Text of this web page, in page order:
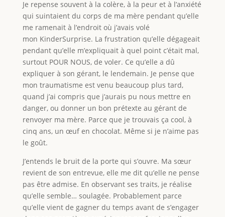
Je repense souvent à la colère, à la peur et à l’anxiété
qui suintaient du corps de ma mère pendant qu’elle
me ramenait à l’endroit où j’avais volé
mon KinderSurprise. La frustration qu’elle dégageait
pendant qu’elle m’expliquait à quel point c’était mal,
surtout POUR NOUS, de voler. Ce qu’elle a dû
expliquer à son gérant, le lendemain. Je pense que
mon traumatisme est venu beaucoup plus tard,
quand j’ai compris que j’aurais pu nous mettre en
danger, ou donner un bon prétexte au gérant de
renvoyer ma mère. Parce que je trouvais ça cool, à
cinq ans, un œuf en chocolat. Même si je n’aime pas
le goût.
J’entends le bruit de la porte qui s’ouvre. Ma sœur
revient de son entrevue, elle me dit qu’elle ne pense
pas être admise. En observant ses traits, je réalise
qu’elle semble… soulagée. Probablement parce
qu’elle vient de gagner du temps avant de s’engager